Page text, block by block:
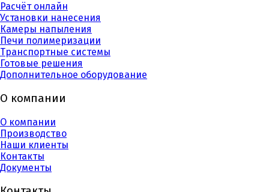
Расчёт онлайн
Установки нанесения
Камеры напыления
Печи полимеризации
Транспортные системы
Готовые решения
Дополнительное оборудование
О компании
О компании
Производство
Наши клиенты
Контакты
Документы